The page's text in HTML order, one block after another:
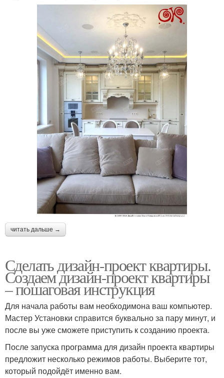
читать дальше →
Сделать дизайн-проект квартиры.
Создаем дизайн-проект квартиры
– пошаговая инструкция
Для начала работы вам необходимона ваш компьютер.
Мастер Установки справится буквально за пару минут, и
после вы уже сможете приступить к созданию проекта.
После запуска программа для дизайн проекта квартиры
предложит несколько режимов работы. Выберите тот,
который подойдёт именно вам.